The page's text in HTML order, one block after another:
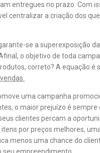
entregues no prazo. Com
centralizar a criação dos
se a superexposição
o objetivo de toda
correto? A equação é
uma campanha
o maior prejuízo é sempre
clientes percam a
por preços melhores,
menos uma chance do